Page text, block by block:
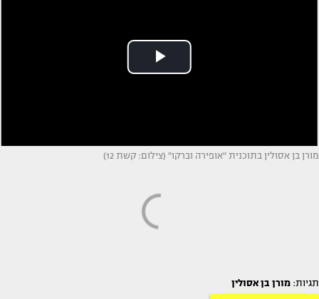
מורן בן אסולין בתוכנית "אופירה וברקו" (צילום: קשת 12)
תגיות: מורן בן אסולין